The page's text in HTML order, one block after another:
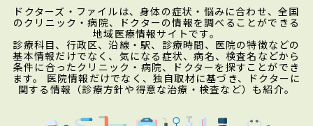
ドクターズ・ファイルは、身体の症状・悩みに合わせ、全国
のクリニック・病院、ドクターの情報を調べることができる
地域医療情報サイトです。
診療科目、行政区、沿線・駅、診療時間、医院の特徴などの
基本情報だけでなく、気になる症状、病名、検査名などから
条件に合ったクリニック・病院、ドクターを探すことができ
ます。 医院情報だけでなく、独自取材に基づき、ドクターに
関する情報（診療方針や得意な治療・検査など）も紹介。